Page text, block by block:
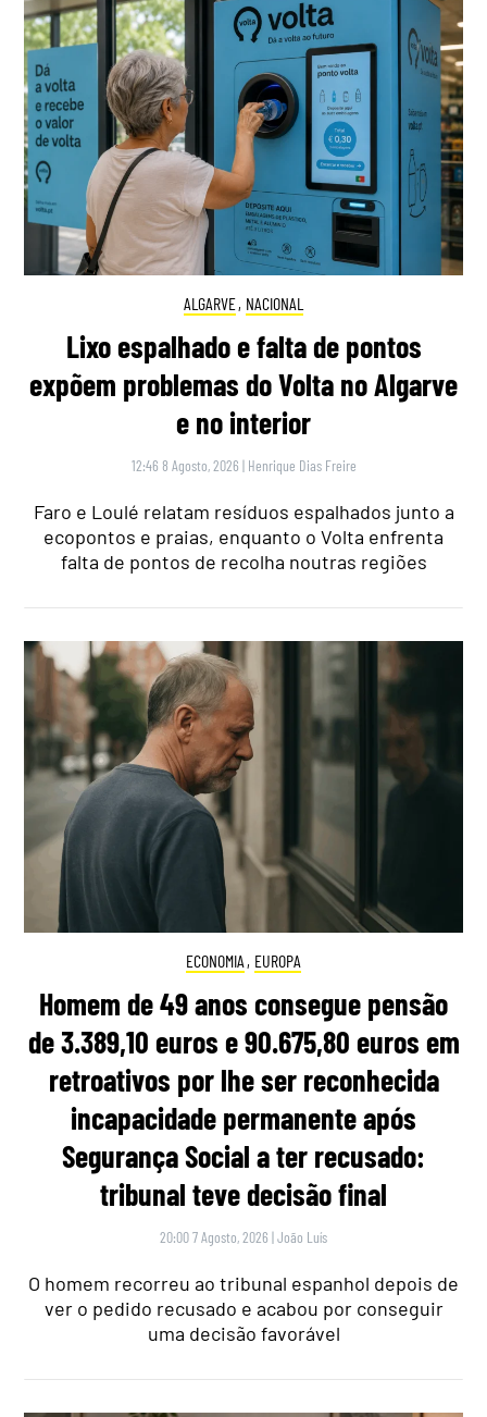
ALGARVE, NACIONAL
Lixo espalhado e falta de pontos
expõem problemas do Volta no Algarve
e no interior
12:46 8 Agosto, 2026 | Henrique Dias Freire
Faro e Loulé relatam resíduos espalhados junto a
ecopontos e praias, enquanto o Volta enfrenta
falta de pontos de recolha noutras regiões
ECONOMIA , EUROPA
Homem de 49 anos consegue pensão
de 3.389,10 euros e 90.675,80 euros em
retroativos por lhe ser reconhecida
incapacidade permanente após
Segurança Social a ter recusado:
tribunal teve decisão final
20:00 7 Agosto, 2026 |João Luís
O homem recorreu ao tribunal espanhol depois de
ver o pedido recusado e acabou por conseguir
uma decisão favorável